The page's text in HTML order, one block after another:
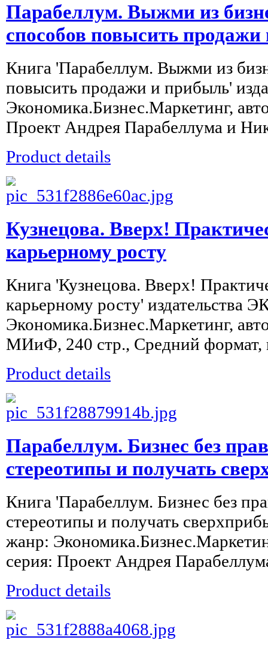
Парабеллум. Выжми из
способов повысить
Книга 'Парабеллум. Выжми из
повысить продажи и прибыль'
Экономика.Бизнес.Маркетинг,
Проект Андрея Парабеллума и
Product details
Кузнецова. Вверх!
карьерному росту
Книга 'Кузнецова. Вверх!
карьерному росту' издательства
Экономика.Бизнес.Маркетинг,
МИиФ, 240 стр., Средний формат,
Product details
Парабеллум. Бизнес без
стереотипы и получать
Книга 'Парабеллум. Бизнес без
стереотипы и получать
жанр:
серия: Проект Андрея
Product details